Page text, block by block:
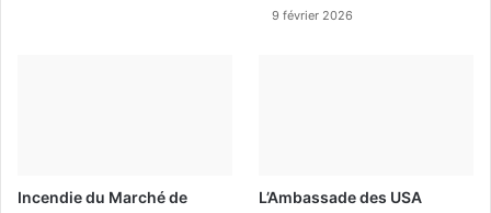
9 février 2026
Incendie du Marché de
L’Ambassade des USA